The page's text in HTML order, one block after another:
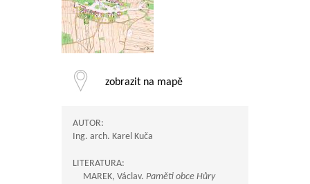
zobrazit na mapě
AUTOR:
Ing. arch. Karel Kuča
LITERATURA:
MAREK, Václav. Paměti obce Hůry